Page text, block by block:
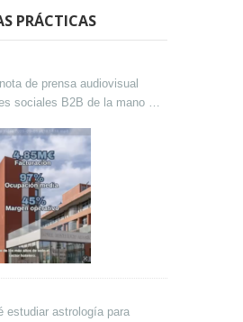
PRÁCTICAS
de prensa audiovisual
sociales B2B de la mano de
estudiar astrología para